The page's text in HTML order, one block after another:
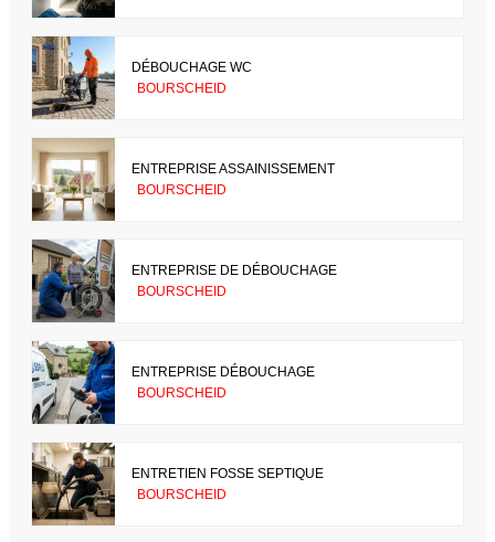
DÉBOUCHAGE WC
BOURSCHEID
ENTREPRISE ASSAINISSEMENT
BOURSCHEID
ENTREPRISE DE DÉBOUCHAGE
BOURSCHEID
ENTREPRISE DÉBOUCHAGE
BOURSCHEID
ENTRETIEN FOSSE SEPTIQUE
BOURSCHEID